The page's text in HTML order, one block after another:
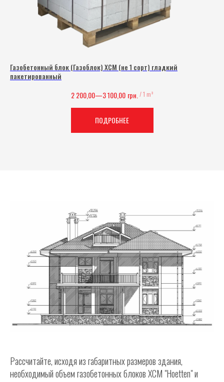
Газобетонный блок (Газоблок) ХСМ (не 1 сорт) гладкий
пакетированный
2 200,00—3 100,00 грн. / 1 m³
ПОДРОБНЕЕ
Рассчитайте, исходя из габаритных размеров здания,
необходимый объем газобетонных блоков ХСМ "Hoetten" и